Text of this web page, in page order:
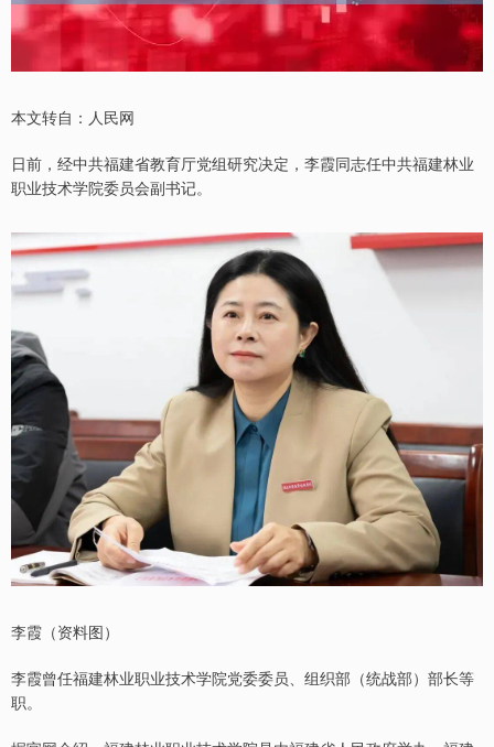
本文转自：人民网
日前，经中共福建省教育厅党组研究决定，李霞同志任中共福建林业
职业技术学院委员会副书记。
李霞（资料图）
李霞曾任福建林业职业技术学院党委委员、组织部（统战部）部长等
职。